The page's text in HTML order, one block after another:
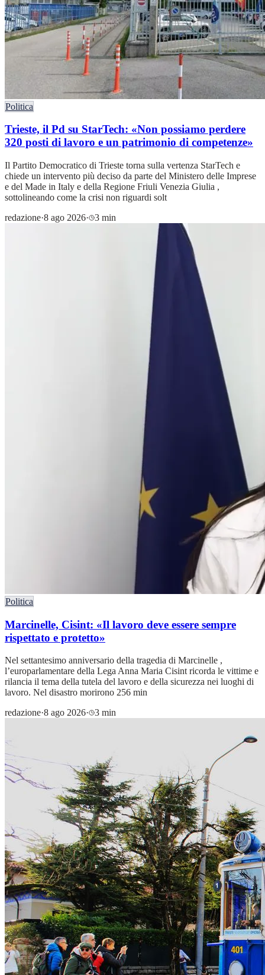
Politica
Trieste, il Pd su StarTech: «Non possiamo perdere
320 posti di lavoro e un patrimonio di competenze»
Il Partito Democratico di Trieste torna sulla vertenza StarTech e
chiede un intervento più deciso da parte del Ministero delle Imprese
e del Made in Italy e della Regione Friuli Venezia Giulia ,
sottolineando come la crisi non riguardi solt
redazione·8 ago 2026· 3 min
Politica
Marcinelle, Cisint: «Il lavoro deve essere sempre
rispettato e protetto»
Nel settantesimo anniversario della tragedia di Marcinelle ,
l’europarlamentare della Lega Anna Maria Cisint ricorda le vittime e
rilancia il tema della tutela del lavoro e della sicurezza nei luoghi di
lavoro. Nel disastro morirono 256 min
redazione·8 ago 2026· 3 min